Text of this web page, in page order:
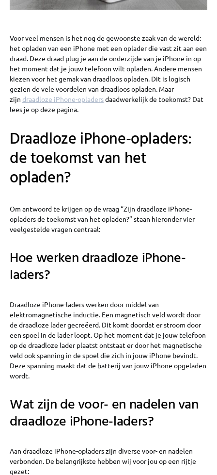
Voor veel mensen is het nog de gewoonste zaak van de wereld:
het opladen van een iPhone met een oplader die vast zit aan een
draad. Deze draad plug je aan de onderzijde van je iPhone in op
het moment dat je jouw telefoon wilt opladen. Andere mensen
kiezen voor het gemak van draadloos opladen. Dit is logisch
gezien de vele voordelen van draadloos opladen. Maar
zijn draadloze iPhone-opladersdaadwerkelijk de toekomst? Dat
lees je op deze pagina.
Draadloze iPhone-opladers:
de toekomst van het
opladen?
Om antwoord te krijgen op de vraag “Zijn draadloze iPhone-
opladers de toekomst van het opladen?” staan hieronder vier
veelgestelde vragen centraal:
Hoe werken draadloze iPhone-
laders?
Draadloze iPhone-laders werken door middel van
elektromagnetische inductie. Een magnetisch veld wordt door
de draadloze lader gecreëerd. Dit komt doordat er stroom door
een spoel in de lader loopt. Op het moment dat je jouw telefoon
op de draadloze lader plaatst ontstaat er door het magnetische
veld ook spanning in de spoel die zich in jouw iPhone bevindt.
Deze spanning maakt dat de batterij van jouw iPhone opgeladen
wordt.
Wat zijn de voor- en nadelen van
draadloze iPhone-laders?
Aan draadloze iPhone-opladers zijn diverse voor- en nadelen
verbonden. De belangrijkste hebben wij voor jou op een rijtje
gezet: